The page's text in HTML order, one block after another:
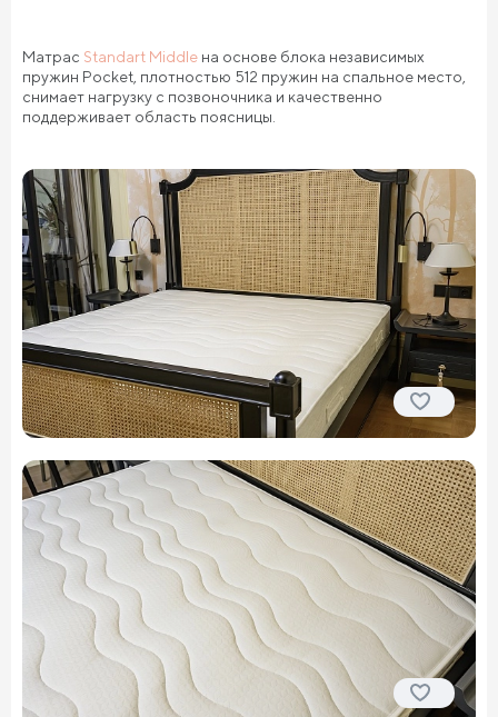
Матрас Standart Middle на основе блока независимых
пружин Pocket, плотностью 512 пружин на спальное место,
снимает нагрузку с позвоночника и качественно
поддерживает область поясницы.